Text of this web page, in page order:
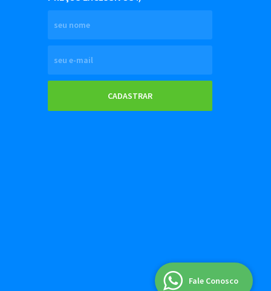
CADASTRAR
Fale Conosco